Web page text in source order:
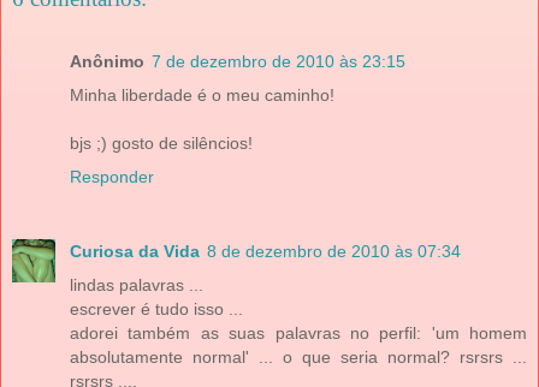
Anônimo 7 de dezembro de 2010 às 23:15
Minha liberdade é o meu caminho!
bjs ;) gosto de silêncios!
Responder
Curiosa da Vida 8 de dezembro de 2010 às 07:34
lindas palavras ...
escrever é tudo isso ...
adorei também as suas palavras no perfil: 'um homem
absolutamente normal' ... o que seria normal? rsrsrs ...
rsrsrs ....